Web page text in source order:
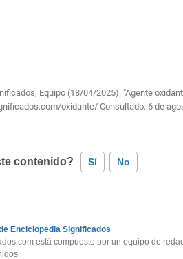
Equipo (18/04/2025). "Agente
oxidante/ Consultado: 6 de
contenido? Sí No
no tiene la información que busco
Enciclopedia Significados
está compuesto por un equipo de